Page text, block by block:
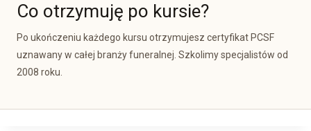
Co otrzymuję po kursie?
Po ukończeniu każdego kursu otrzymujesz certyfikat PCSF
uznawany w całej branży funeralnej. Szkolimy specjalistów od
2008 roku.